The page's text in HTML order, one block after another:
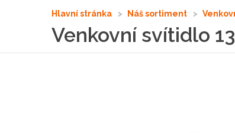
Hlavní stránka Náš sortiment
Venkovní svítidlo